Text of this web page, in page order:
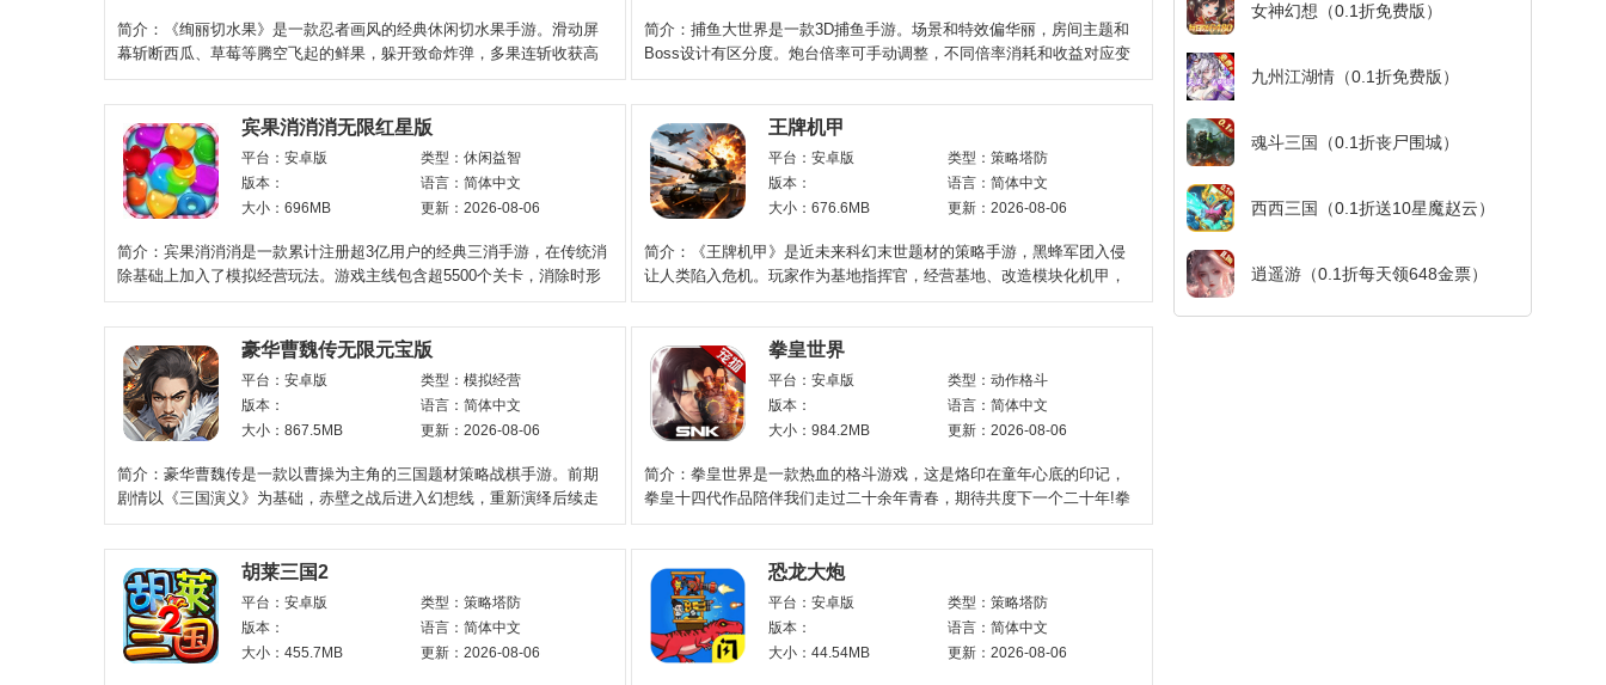
简介：《绚丽切水果》是一款忍者画风的经典休闲切水果手游。滑动屏
幕斩断西瓜、草莓等腾空飞起的鲜果，躲开致命炸弹，多果连斩收获高
额加分。游戏拥有
简介：捕鱼大世界是一款3D捕鱼手游。场景和特效偏华丽，房间主题和
Boss设计有区分度。炮台倍率可手动调整，不同倍率消耗和收益对应变
化。模式包含单人
宾果消消消无限红星版
平台：安卓版
类型：休闲益智
版本：
语言：简体中文
大小：696MB
更新：2026-08-06
简介：宾果消消消是一款累计注册超3亿用户的经典三消手游，在传统消
除基础上加入了模拟经营玩法。游戏主线包含超5500个关卡，消除时形
成T型或L型可触
王牌机甲
平台：安卓版
类型：策略塔防
版本：
语言：简体中文
大小：676.6MB
更新：2026-08-06
简介：《王牌机甲》是近未来科幻末世题材的策略手游，黑蜂军团入侵
让人类陷入危机。玩家作为基地指挥官，经营基地、改造模块化机甲，
搭配军官、兵种、炮
豪华曹魏传无限元宝版
平台：安卓版
类型：模拟经营
版本：
语言：简体中文
大小：867.5MB
更新：2026-08-06
简介：豪华曹魏传是一款以曹操为主角的三国题材策略战棋手游。前期
剧情以《三国演义》为基础，赤壁之战后进入幻想线，重新演绎后续走
向。战棋规则强调
拳皇世界
平台：安卓版
类型：动作格斗
版本：
语言：简体中文
大小：984.2MB
更新：2026-08-06
简介：拳皇世界是一款热血的格斗游戏，这是烙印在童年心底的印记，
拳皇十四代作品陪伴我们走过二十余年青春，期待共度下一个二十年!拳
皇世界华为版带你
胡莱三国2
平台：安卓版
类型：策略塔防
版本：
语言：简体中文
大小：455.7MB
更新：2026-08-06
恐龙大炮
平台：安卓版
类型：策略塔防
版本：
语言：简体中文
大小：44.54MB
更新：2026-08-06
女神幻想（0.1折免费版）
九州江湖情（0.1折免费版）
魂斗三国（0.1折丧尸围城）
西西三国（0.1折送10星魔赵云）
逍遥游（0.1折每天领648金票）